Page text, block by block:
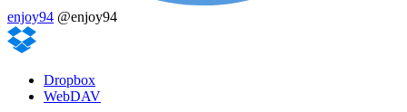
enjoy94 @enjoy94
Dropbox
WebDAV